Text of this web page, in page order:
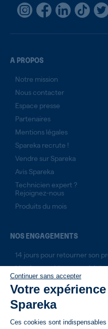
Continuer sans accepter
Votre
Spareka
Ces cookies sont indispensables
A PROPOS
Notre mission
Nous contacter
Espace presse
Partenaires
Mentions légales
Spareka recrute !
Vendre sur Spareka
Avis Spareka
Technicien expert ?
Rejoignez-nous
Produits du mois
NOS ENGAGEMENTS
14 jours pour retourner son
Livraison rapide avec suivi
Paiement sécurisé